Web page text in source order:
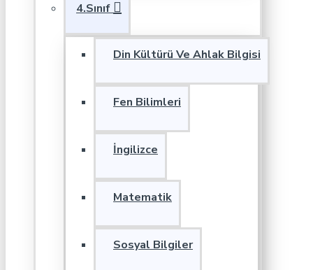
4.Sınıf
Din Kültürü Ve Ahlak Bilgisi
Fen Bilimleri
İngilizce
Matematik
Sosyal Bilgiler